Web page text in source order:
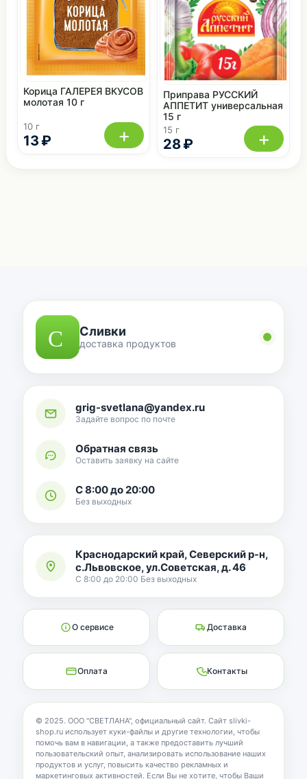
13 ₽
Корица ГАЛЕРЕЯ ВКУСОВ
молотая 10 г
10 г + 28 ₽
Приправа РУССКИЙ
АППЕТИТ универсальная
15 г
15 г +
Сливки
доставка продуктов
grig-svetlana@yandex.ru
Задайте вопрос по почте
Обратная связь
Оставить заявку на сайте
С 8:00 до 20:00
Без выходных
Краснодарский край, Северский р-н,
с.Львовское, ул.Советская, д. 46
С 8:00 до 20:00 Без выходных
О сервисе Доставка
Оплата Контакты
© 2025. ООО "СВЕТЛАНА", официальный сайт. Сайт slivki-
shop.ru использует куки-файлы и другие технологии, чтобы
помочь вам в навигации, а также предоставить лучший
пользовательский опыт, анализировать использование наших
продуктов и услуг, повысить качество рекламных и
маркетинговых активностей. Если Вы не хотите, чтобы Ваши